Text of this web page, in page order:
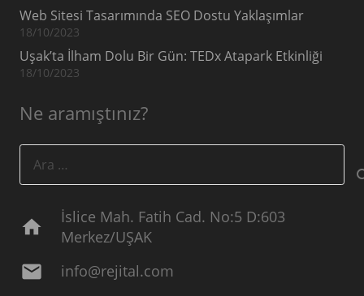
Web Sitesi Tasarımında SEO Dostu Yaklaşımlar
18/10/2023
Uşak’ta İlham Dolu Bir Gün: TEDx Atapark Etkinliği
18/10/2023
Ne aramıştınız?
home
İslice Mah. Fatih Cad. No:5 D:603
Merkez/UŞAK
mail info@rejital.com